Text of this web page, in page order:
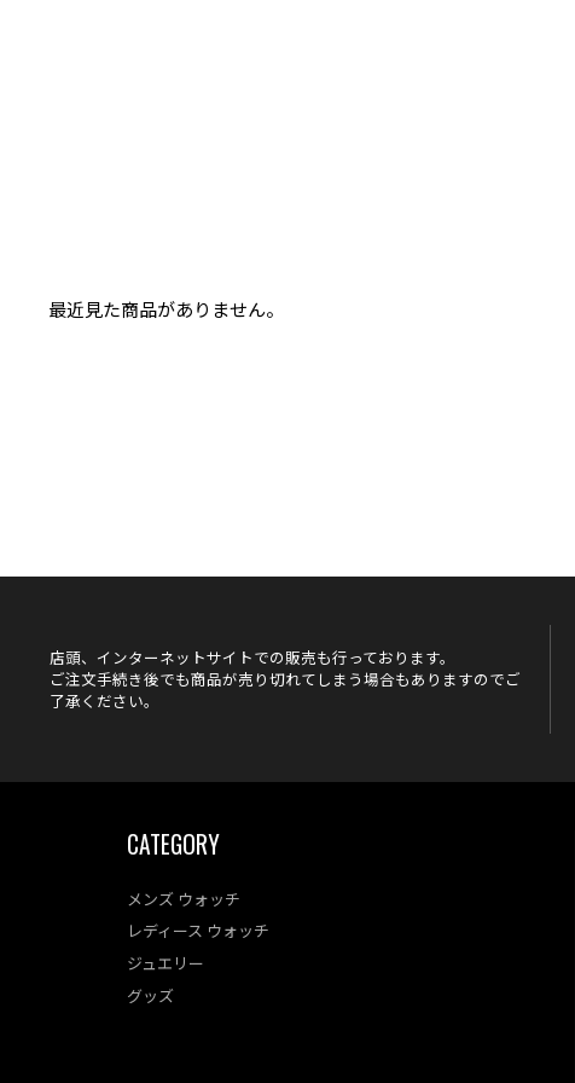
最近見た商品がありません。
店頭、インターネットサイトでの販売も行っております。
ご注文手続き後でも商品が売り切れてしまう場合もありますのでご
了承ください。
CATEGORY
メンズ ウォッチ
レディース ウォッチ
ジュエリー
グッズ